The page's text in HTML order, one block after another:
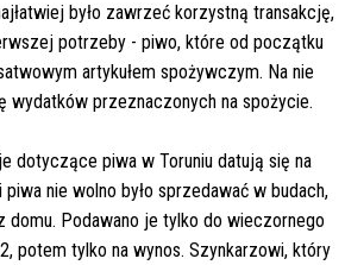
było zawrzeć korzystną transakcję,
potrzeby - piwo, które od początku
artykułem spożywczym. Na nie
wydatków przeznaczonych na spożycie.
dotyczące piwa w Toruniu datują się na
nie wolno było sprzedawać w budach,
domu. Podawano je tylko do wieczornego
potem tylko na wynos. Szynkarzowi, który